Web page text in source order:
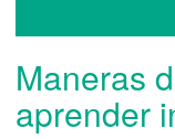
Maneras
aprender